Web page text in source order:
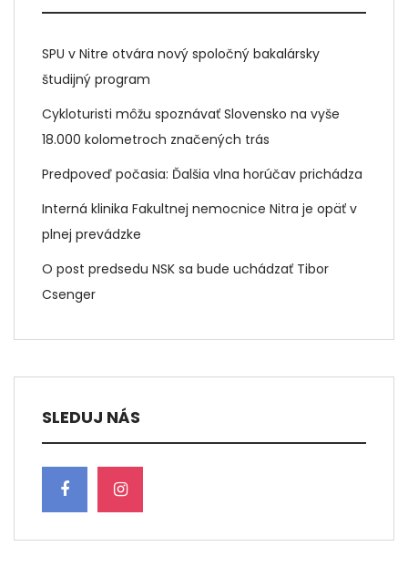
SPU v Nitre otvára nový spoločný bakalársky
študijný program
Cykloturisti môžu spoznávať Slovensko na vyše
18.000 kolometroch značených trás
Predpoveď počasia: Ďalšia vlna horúčav prichádza
Interná klinika Fakultnej nemocnice Nitra je opäť v
plnej prevádzke
O post predsedu NSK sa bude uchádzať Tibor
Csenger
SLEDUJ NÁS